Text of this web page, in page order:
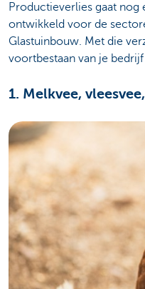
Productieverlies gaat nog
ontwikkeld voor de
Glastuinbouw. Met die
voortbestaan van je
1. Melkvee,